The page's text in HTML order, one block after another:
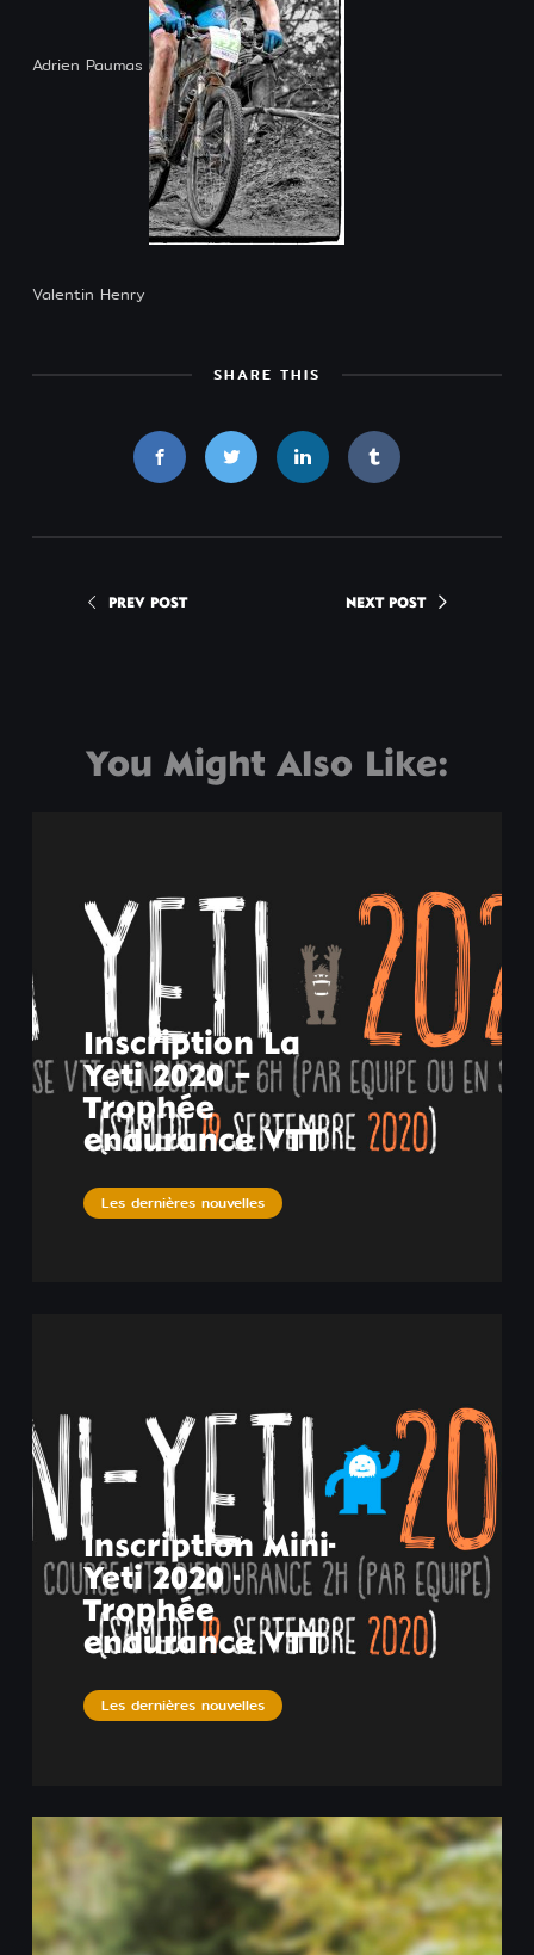
Adrien Paumas
Valentin Henry
SHARE THIS
PREV POST NEXT POST
You Might Also Like:
Inscription La
Yeti 2020 –
Trophée
endurance VTT
Les dernières nouvelles
Inscription Mini-
Yeti 2020 -
Trophée
endurance VTT
Les dernières nouvelles